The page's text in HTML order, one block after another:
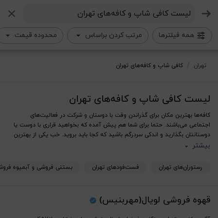
تهران کافی شاپ و کافه‌های تهران
لیست کافی شاپ و کافه‌های تهران
کافه‌ها بهترین مکان برای گذراندن وقت با دوستان و شرکت در فعالیت‌های
اجتماعی می‌باشند. حتما برای شما هم پیش آمده که بخواهید قراری با دوست یا
دوستانتان بگذارید و اندکی سردرگم باشید که کجا باید بروید. خب یکی از بهترین
گزینه‌های برای گذراندن وقت کافه است. در کافه‌ها شما می‌توانید با خیال راحت به
بر این غذاهایی که کافه‌ها آماده می‌کنند در بیشتر موارد بسیار خوشمزه‌تر و
اما این تمام فایده‌ای که یک کافه می‌تواند داشته باشد نیست. بعضی از کافه‌ها به
بیشتر
رستوران‌های تهران فست‌فود‌های تهران بستنی فروشی و آبمیوه
قهوه فروشی لویال(مهربنیس)
جستجو
همه فیلترها
مرتب کردن براساس محدوده قیمت